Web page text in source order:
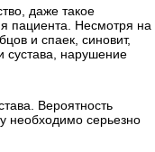
даже такое
пациента. Несмотря на
и спаек, синовит,
сустава, нарушение
Вероятность
необходимо серьезно